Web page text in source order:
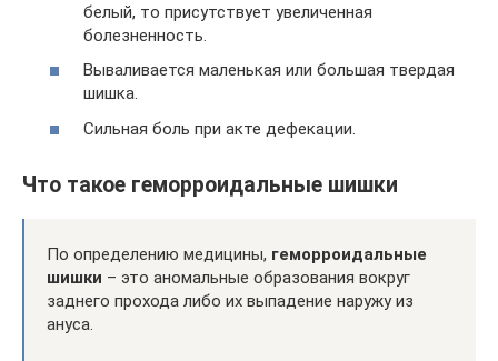
белый, то присутствует увеличенная
болезненность.
Вываливается маленькая или большая твердая
шишка.
Сильная боль при акте дефекации.
Что такое геморроидальные шишки
По определению медицины, геморроидальные
шишки – это аномальные образования вокруг
заднего прохода либо их выпадение наружу из
ануса.